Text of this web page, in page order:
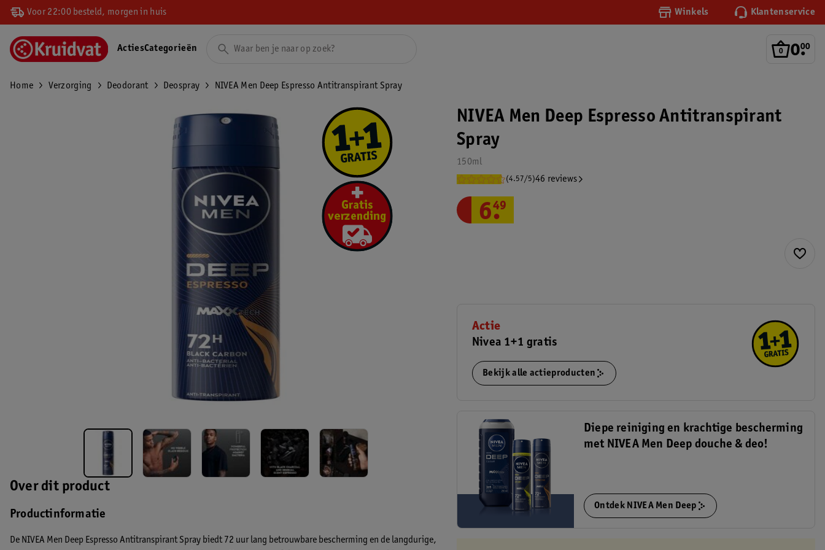
Voor 22:00 besteld, morgen in huis Winkels Klantenservice
0.
00
ActiesCategorieën
Home Verzorging Deodorant Deospray NIVEA Men Deep Espresso Antitranspirant Spray
Over dit product
Productinformatie
De NIVEA Men Deep Espresso Antitranspirant Spray biedt 72 uur lang betrouwbare bescherming en de langdurige,
NIVEA Men Deep Espresso Antitranspirant
Spray
150ml
(4.57/5)46 reviews
6.
49
Actie
Nivea 1+1 gratis
Bekijk alle actieproducten
Diepe reiniging en krachtige bescherming
met NIVEA Men Deep douche & deo!
Ontdek NIVEA Men Deep